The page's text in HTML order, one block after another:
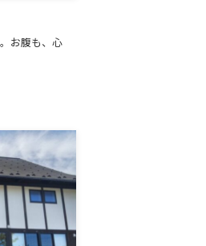
お腹も、心